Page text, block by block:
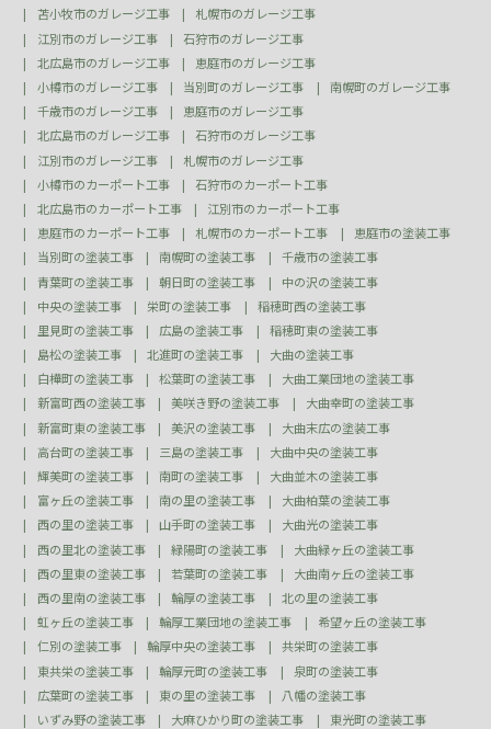
苫小牧市のガレージ工事
札幌市のガレージ工事
江別市のガレージ工事
石狩市のガレージ工事
北広島市のガレージ工事
恵庭市のガレージ工事
小樽市のガレージ工事
当別町のガレージ工事
南幌町のガレージ工事
千歳市のガレージ工事
恵庭市のガレージ工事
北広島市のガレージ工事
石狩市のガレージ工事
江別市のガレージ工事
札幌市のガレージ工事
小樽市のカーポート工事
石狩市のカーポート工事
北広島市のカーポート工事
江別市のカーポート工事
恵庭市のカーポート工事
札幌市のカーポート工事
恵庭市の塗装工事
当別町の塗装工事
南幌町の塗装工事
千歳市の塗装工事
青葉町の塗装工事
朝日町の塗装工事
中の沢の塗装工事
中央の塗装工事
栄町の塗装工事
稲穂町西の塗装工事
里見町の塗装工事
広島の塗装工事
稲穂町東の塗装工事
島松の塗装工事
北進町の塗装工事
大曲の塗装工事
白樺町の塗装工事
松葉町の塗装工事
大曲工業団地の塗装工事
新富町西の塗装工事
美咲き野の塗装工事
大曲幸町の塗装工事
新富町東の塗装工事
美沢の塗装工事
大曲末広の塗装工事
高台町の塗装工事
三島の塗装工事
大曲中央の塗装工事
輝美町の塗装工事
南町の塗装工事
大曲並木の塗装工事
富ヶ丘の塗装工事
南の里の塗装工事
大曲柏葉の塗装工事
西の里の塗装工事
山手町の塗装工事
大曲光の塗装工事
西の里北の塗装工事
緑陽町の塗装工事
大曲緑ヶ丘の塗装工事
西の里東の塗装工事
若葉町の塗装工事
大曲南ヶ丘の塗装工事
西の里南の塗装工事
輪厚の塗装工事
北の里の塗装工事
虹ヶ丘の塗装工事
輪厚工業団地の塗装工事
希望ヶ丘の塗装工事
仁別の塗装工事
輪厚中央の塗装工事
共栄町の塗装工事
東共栄の塗装工事
輪厚元町の塗装工事
泉町の塗装工事
広葉町の塗装工事
東の里の塗装工事
八幡の塗装工事
いずみ野の塗装工事
大麻ひかり町の塗装工事
東光町の塗装工事